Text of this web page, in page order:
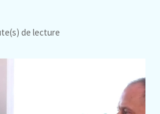
de lecture